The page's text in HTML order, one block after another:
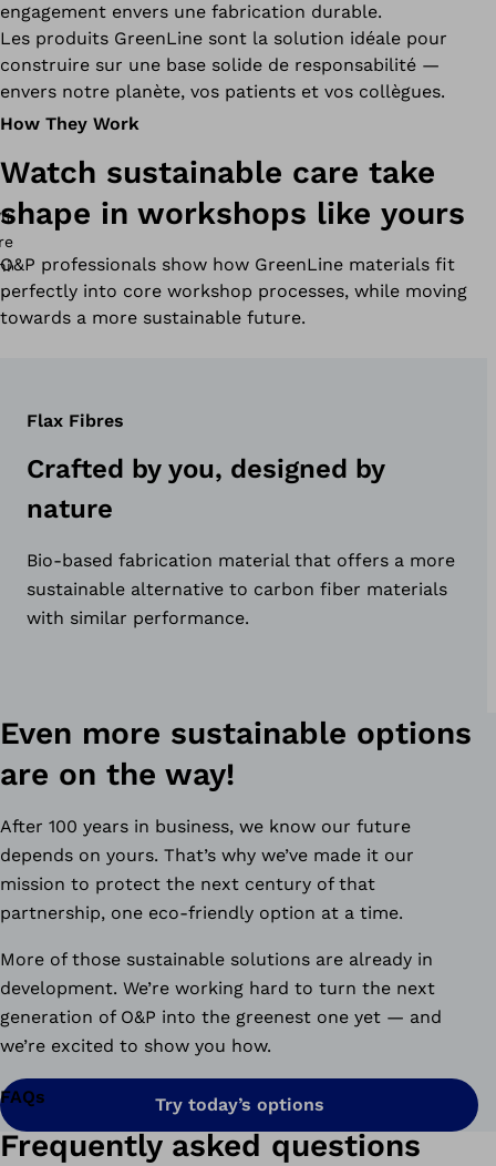
engagement envers une fabrication durable.
Les produits GreenLine sont la solution idéale pour
construire sur une base solide de responsabilité —
envers notre planète, vos patients et vos collègues.
How They Work
Watch sustainable care take
shape in workshops like yours
O&P professionals show how GreenLine materials fit
perfectly into core workshop processes, while moving
towards a more sustainable future.
Flax Fibres
Crafted by you, designed by
nature
Bio-based fabrication material that offers a more
sustainable alternative to carbon fiber materials
with similar performance.
Even more sustainable options
are on the way!
After 100 years in business, we know our future
depends on yours. That’s why we’ve made it our
mission to protect the next century of that
partnership, one eco-friendly option at a time.
More of those sustainable solutions are already in
development. We’re working hard to turn the next
generation of O&P into the greenest one yet — and
we’re excited to show you how.
Try today’s options
FAQs
Frequently asked questions